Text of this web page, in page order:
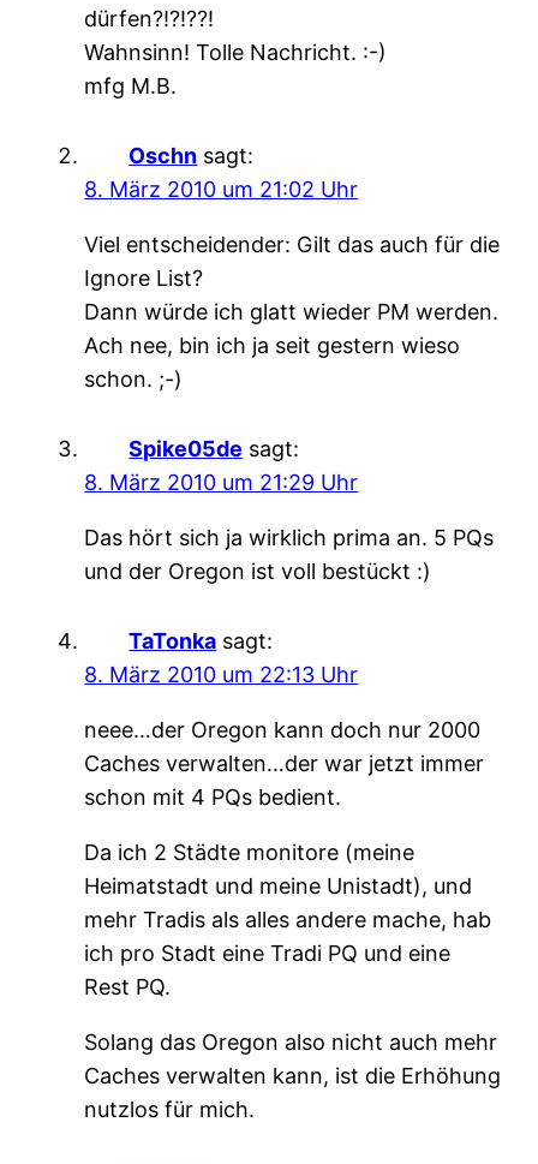
dürfen?!?!??!
Wahnsinn! Tolle Nachricht. :-)
mfg M.B.
Oschn sagt:
8. März 2010 um 21:02 Uhr
Viel entscheidender: Gilt das auch für die
Ignore List?
Dann würde ich glatt wieder PM werden.
Ach nee, bin ich ja seit gestern wieso
schon. ;-)
Spike05de sagt:
8. März 2010 um 21:29 Uhr
Das hört sich ja wirklich prima an. 5 PQs
und der Oregon ist voll bestückt :)
TaTonka sagt:
8. März 2010 um 22:13 Uhr
neee…der Oregon kann doch nur 2000
Caches verwalten…der war jetzt immer
schon mit 4 PQs bedient.
Da ich 2 Städte monitore (meine
Heimatstadt und meine Unistadt), und
mehr Tradis als alles andere mache, hab
ich pro Stadt eine Tradi PQ und eine
Rest PQ.
Solang das Oregon also nicht auch mehr
Caches verwalten kann, ist die Erhöhung
nutzlos für mich.